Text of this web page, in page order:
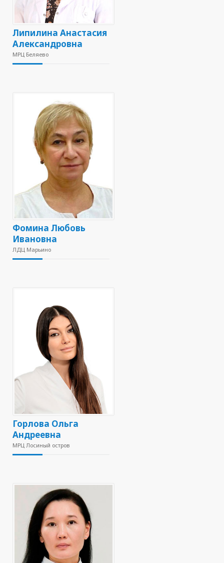
Липилина Анастасия
Александровна
МРЦ Беляево
Фомина Любовь
Ивановна
ЛДЦ Марьино
Горлова Ольга
Андреевна
МРЦ Лосиный остров